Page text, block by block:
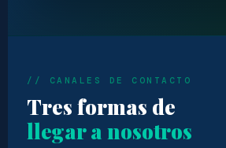
// CANALES DE CONTACTO
Tres formas de
llegar a nosotros